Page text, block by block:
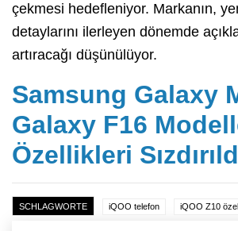
çekmesi hedefleniyor. Markanın,
detaylarını ilerleyen dönemde
artıracağı düşünülüyor.
Samsung Galaxy
Galaxy F16
Özellikleri
SCHLAGWORTE iQOO telefon iQOO Z10